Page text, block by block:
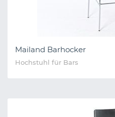
Mailand Barhocker
Hochstuhl für Bars